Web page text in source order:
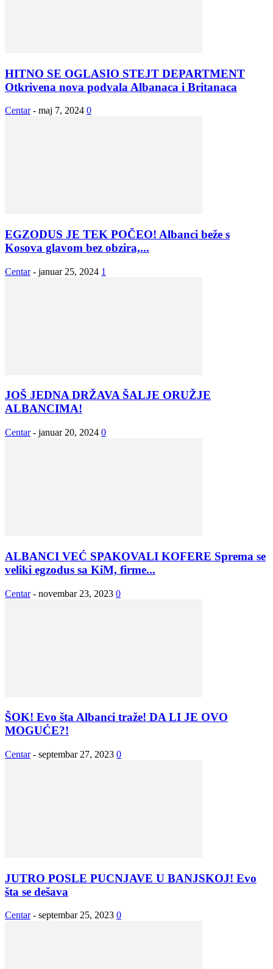
HITNO SE OGLASIO STEJT DEPARTMENT
Otkrivena nova podvala Albanaca i Britanaca
Centar - maj 7, 2024 0
EGZODUS JE TEK POČEO! Albanci beže s
Kosova glavom bez obzira,...
Centar - januar 25, 2024 1
JOŠ JEDNA DRŽAVA ŠALJE ORUŽJE
ALBANCIMA!
Centar - januar 20, 2024 0
ALBANCI VEĆ SPAKOVALI KOFERE Sprema se
veliki egzodus sa KiM, firme...
Centar - novembar 23, 2023 0
ŠOK! Evo šta Albanci traže! DA LI JE OVO
MOGUĆE?!
Centar - septembar 27, 2023 0
JUTRO POSLE PUCNJAVE U BANJSKOJ! Evo
šta se dešava
Centar - septembar 25, 2023 0